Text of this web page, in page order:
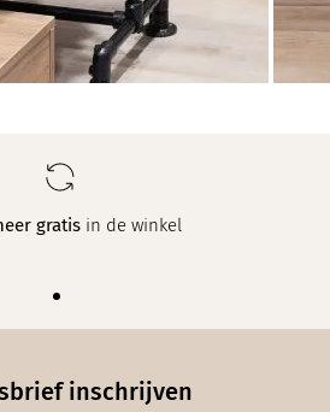
gratis in de winkel
inschrijven